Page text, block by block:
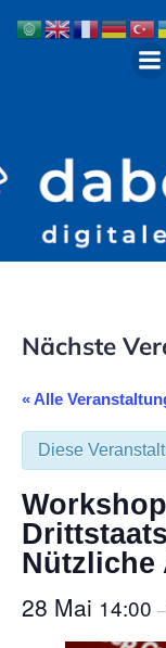
Nächste
« Alle
Diese
Nützliche
28 Mai 14:00 –